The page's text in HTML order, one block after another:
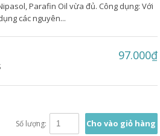
Parafin Oil vừa đủ. Công dụng: Với
các nguyên...
97.000₫
Cho vào giỏ hàng
Số lượng: